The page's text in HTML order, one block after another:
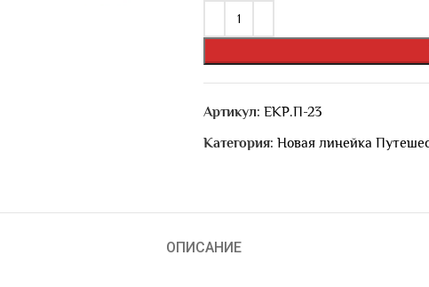
Артикул: ЕКР.П-23
Категория: Новая линейка
ОПИСАНИЕ